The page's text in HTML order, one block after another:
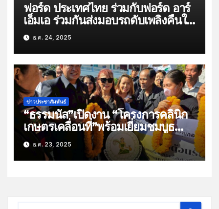
ฟอร์ด ประเทศไทย ร่วมกับฟอร์ด อาร์
เอ็มเอ ร่วมกันส่งมอบรถดับเพลิงคืนให้
แก่ผู้แทนชุมชนคลองเตย ภายหลังการ
สนับสนุนซ่อมบำรุงและดูแลด้าน
เซอร์วิสให้กับรถดับเพลิงของชุมชน
คลองเตย
ธ.ค. 24, 2025
ข่าวประชาสัมพันธ์
“ธรรมนัส”เปิดงาน “โครงการคลินิก
เกษตรเคลื่อนที่”พร้อมเยี่ยมชมบูธ
กฟก.
ธ.ค. 23, 2025